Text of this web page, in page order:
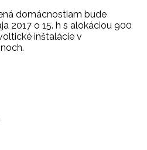
domácnostiam bude
2017 o 15. h s alokáciou 900
inštalácie v